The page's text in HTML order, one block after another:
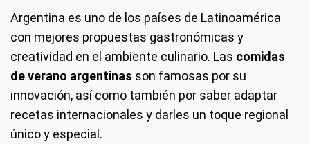
Argentina es uno de los países de Latinoamérica
con mejores propuestas gastronómicas y
creatividad en el ambiente culinario. Las comidas
de verano argentinas son famosas por su
innovación, así como también por saber adaptar
recetas internacionales y darles un toque regional
único y especial.